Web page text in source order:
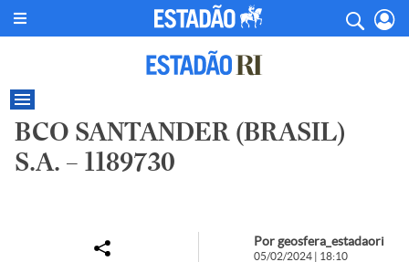
BCO SANTANDER (BRASIL)
S.A. – 1189730
Por geosfera_estadaori
05/02/2024 | 18:10